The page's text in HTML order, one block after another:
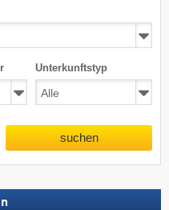
Unterkunftstyp
suchen